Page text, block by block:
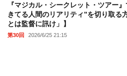
『マジカル・シークレット・ツアー
きてる人間のリアリティ”を切り取る
とは監督に訊け」】
第30回 2026/6/25 21:15